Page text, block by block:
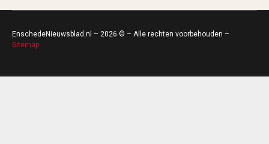
EnschedeNieuwsblad.nl – 2026 © – Alle rechten voorbehouden –
Sitemap